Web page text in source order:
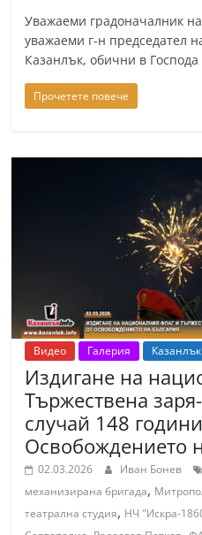
Уважаеми градоначалник
уважаеми г-н председател
Казанлък, обични в Господа
Прочетете повече
Видео Галерия Казанлък
Издигане на
Тържествена
случай 148
Освобождението
02.03.2026 Иван Бонев
механизирана бригада,
театрална студия, НЧ "Искра-